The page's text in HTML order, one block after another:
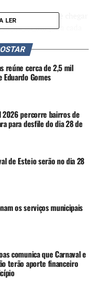
prefeitura deve chegar
R$ 25 mil para cada
grupos das escolas
harmonia e puxadores
de segurança.
também deve
mil para o projeto. O
workshops
Princesas)
e Pará, na
Na data, desfilam
do Guajuviras e
LER
reúne cerca de 2,5 mil
Eduardo Gomes
2026 percorre bairros de
para desfile do dia 28 de
de Esteio serão no dia 28
os serviços municipais
comunica que Carnaval e
terão aporte financeiro